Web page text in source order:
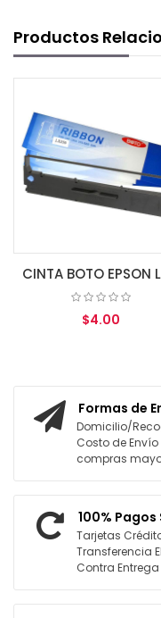
Productos
CINTA BOTO EPSON LX-350 SO15631
$4.00
Formas de
Domicilio/
Costo de
compras
100%
Tarjetas
Transferencia
Contra Entrega